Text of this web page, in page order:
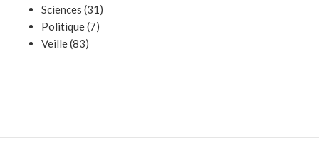
Sciences (31)
Politique(7)
Veille(83)